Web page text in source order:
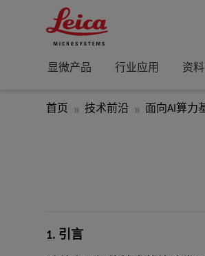
显微产品 行业应用 资
首页 技术前沿 面向AI算力
1. 引言